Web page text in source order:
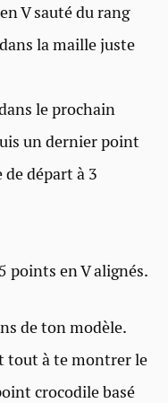
V sauté du rang
la maille juste
le prochain
un dernier point
de départ à 3
points en V alignés.
de ton modèle.
tout à te montrer le
crocodile basé